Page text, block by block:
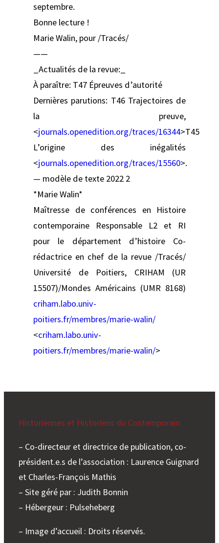
septembre.
Bonne lecture !
Marie Walin, pour /Tracés/
——
_Actualités de la revue:_
À paraître: T47 Épreuves d’autorité
Dernières parutions: T46 Trajectoires de
la preuve,
<journals.openedition.org/traces/16344>T45
L’origine des inégalités
<journals.openedition.org/traces/15560>.
— modèle de texte 2022 2
*Marie Walin*
Maîtresse de conférences en Histoire
contemporaine Responsable L2 et RI
pour le département d’histoire Co-
rédactrice en chef de la revue /Tracés/
Université de Poitiers, CRIHAM (UR
15507)/Mondes Américains (UMR 8168)
criham.labo.univ-
poitiers.fr/membres/marie-walin/
<criham.labo.univ-
poitiers.fr/membres/marie-walin/>
Historiennes et Historiens du Contemporain
– Co-directeur et directrice de publication, co-
président.e.s de l’association : Laurence Guignard
et Charles-François Mathis
– Site géré par : Judith Bonnin
– Hébergeur : Pulseheberg
– Image d’accueil : Droits réservés.